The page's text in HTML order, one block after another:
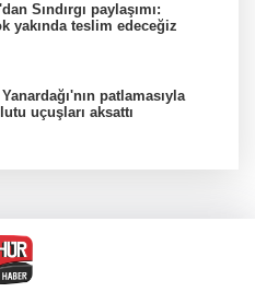
Sındırgı paylaşımı:
yakında teslim edeceğiz
patlamasıyla
uçuşları aksattı
hazırlanan 3 FETÖ'cü